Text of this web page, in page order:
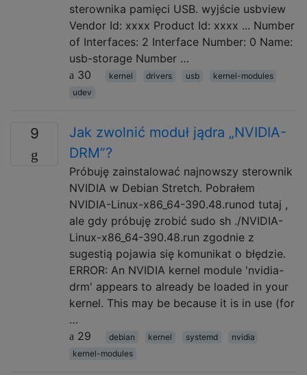
sterownika pamięci USB. wyjście usbview
Vendor Id: xxxx Product Id: xxxx ... Number
of Interfaces: 2 Interface Number: 0 Name:
usb-storage Number …
30
kernel drivers usb
kernel-modules
udev
9
Jak zwolnić moduł jądra „NVIDIA-
DRM”?
Próbuję zainstalować najnowszy sterownik
NVIDIA w Debian Stretch. Pobrałem
NVIDIA-Linux-x86_64-390.48.runod tutaj ,
ale gdy próbuję zrobić sudo sh ./NVIDIA-
Linux-x86_64-390.48.run zgodnie z
sugestią pojawia się komunikat o błędzie.
ERROR: An NVIDIA kernel module 'nvidia-
drm' appears to already be loaded in your
kernel. This may be because it is in use (for
…
29
debian kernel systemd
nvidia
kernel-modules